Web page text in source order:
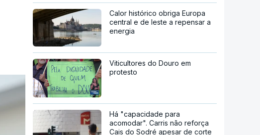
Calor histórico obriga Europa
central e de leste a repensar a
energia
Viticultores do Douro em
protesto
Há "capacidade para
acomodar". Carris não reforça
Cais do Sodré apesar de corte